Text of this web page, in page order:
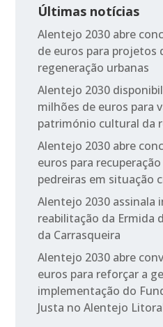
Últimas notícias
Alentejo 2030 abre
de euros para projetos
regeneração urbanas
Alentejo 2030
milhões de euros para
património cultural da
Alentejo 2030 abre
euros para
pedreiras em situação
Alentejo 2030 assinala
reabilitação da Ermida
da Carrasqueira
Alentejo 2030 abre
euros para reforçar a
implementação do
Justa no Alentejo